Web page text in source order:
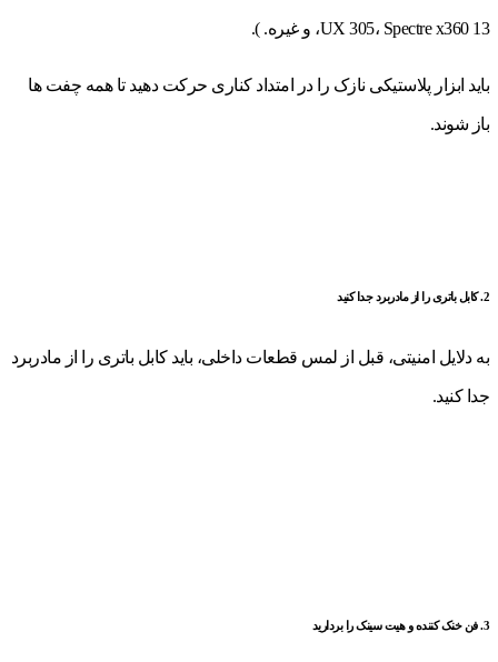
UX 305، Spectre x360 13، و غیره. ).
باید ابزار پلاستیکی نازک را در امتداد کناری حرکت دهید تا همه چفت ها
باز شوند.
2. کابل باتری را از مادربرد جدا کنید
به دلایل امنیتی، قبل از لمس قطعات داخلی، باید کابل باتری را از مادربرد
جدا کنید.
3. فن خنک کننده و هیت سینک را بردارید